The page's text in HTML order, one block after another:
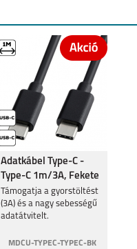
Adatkábel Type-C -
Type-C 1m/3A, Fekete
Támogatja a gyorstöltést
(3A) és a nagy sebességű
adatátvitelt.
MDCU-TYPEC-TYPEC-BK